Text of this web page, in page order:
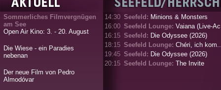
Sommerliches Filmvergnügen
am See
Open Air Kino: 3. - 20. August
Die Wiese - ein Paradies
nebenan
Der neue Film von Pedro
Almodóvar
14:30 Seefeld: Minions & Monsters
16:00 Seefeld Lounge: Vaiana (Live-
16:15 Seefeld: Die Odyssee (2026)
18:15 Seefeld Lounge: Chéri, ich
19:45 Seefeld: Die Odyssee (2026)
20:15 Seefeld Lounge: The Invite